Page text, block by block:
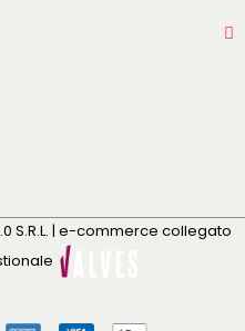
S.R.L. | e-commerce collegato